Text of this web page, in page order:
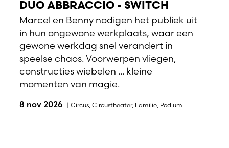
DUO ABBRACCIO - SWITCH
Marcel en Benny nodigen het publiek uit
in hun ongewone werkplaats, waar een
gewone werkdag snel verandert in
speelse chaos. Voorwerpen vliegen,
constructies wiebelen ... kleine
momenten van magie.
8 nov 2026 | Circus, Circustheater, Familie, Podium